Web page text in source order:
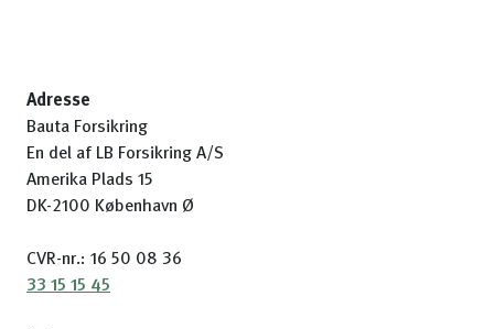
Adresse
Bauta Forsikring
En del af LB Forsikring A/S
Amerika Plads 15
DK-2100 København Ø
CVR-nr.: 16 50 08 36
33 15 15 45